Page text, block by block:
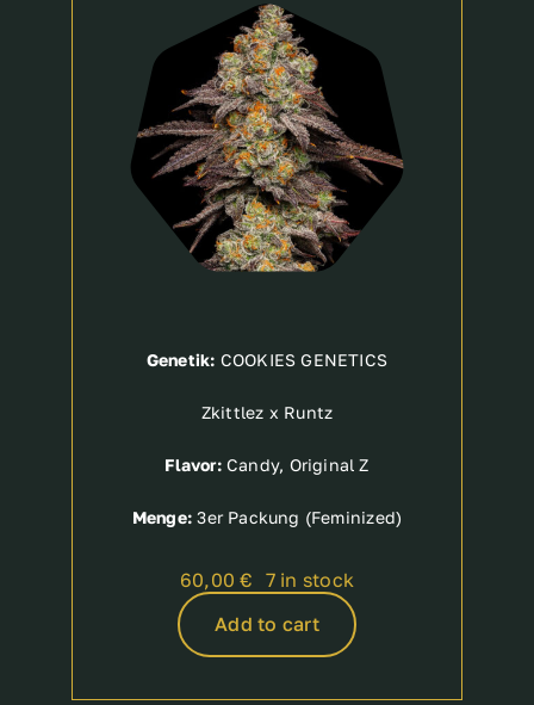
Genetik: COOKIES GENETICS
Zkittlez x Runtz
Flavor:Candy, Original Z
Menge: 3er Packung (Feminized)
60,00€ 7 in stock
Add to cart